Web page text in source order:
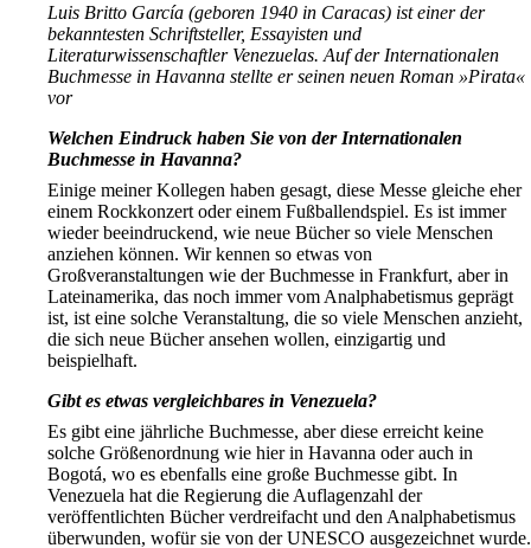
Luis Britto García (geboren 1940 in Caracas) ist einer der
bekanntesten Schriftsteller, Essayisten und
Literaturwissenschaftler Venezuelas. Auf der Internationalen
Buchmesse in Havanna stellte er seinen neuen Roman »Pirata«
vor
Welchen Eindruck haben Sie von der Internationalen
Buchmesse in Havanna?
Einige meiner Kollegen haben gesagt, diese Messe gleiche eher
einem Rockkonzert oder einem Fußballendspiel. Es ist immer
wieder beeindruckend, wie neue Bücher so viele Menschen
anziehen können. Wir kennen so etwas von
Großveranstaltungen wie der Buchmesse in Frankfurt, aber in
Lateinamerika, das noch immer vom Analphabetismus geprägt
ist, ist eine solche Veranstaltung, die so viele Menschen anzieht,
die sich neue Bücher ansehen wollen, einzigartig und
beispielhaft.
Gibt es etwas vergleichbares in Venezuela?
Es gibt eine jährliche Buchmesse, aber diese erreicht keine
solche Größenordnung wie hier in Havanna oder auch in
Bogotá, wo es ebenfalls eine große Buchmesse gibt. In
Venezuela hat die Regierung die Auflagenzahl der
veröffentlichten Bücher verdreifacht und den Analphabetismus
überwunden, wofür sie von der UNESCO ausgezeichnet wurde.